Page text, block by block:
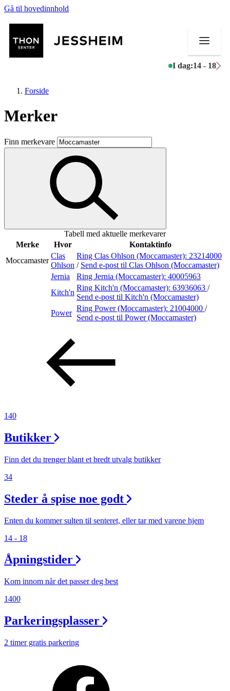
Gå til hovedinnhold
I dag:14 - 18
Butikker
Mat og drikke
Aktiviteter
Inspirasjon
Praktisk informasjon
Ledige stillinger
Forside
Merker
Finn merkevare
Tabell med aktuelle merkevarer
Merke
Hvor
Kontaktinfo
Moccamaster
Clas
Ohlson
Ring Clas Ohlson (Moccamaster): 23214000
/ Send e-post til Clas Ohlson (Moccamaster)
Jernia
Ring Jernia (Moccamaster): 40005963
Kitch'n
Ring Kitch'n (Moccamaster): 63936063 /
Send e-post til Kitch'n (Moccamaster)
Power
Ring Power (Moccamaster): 21004000 /
Send e-post til Power (Moccamaster)
140
Butikker
Finn det du trenger blant et bredt utvalg butikker
34
Steder å spise noe godt
Enten du kommer sulten til senteret, eller tar med varene hjem
14 - 18
Åpningstider
Kom innom når det passer deg best
1400
Parkeringsplasser
2 timer gratis parkering